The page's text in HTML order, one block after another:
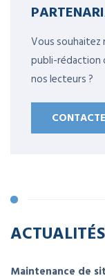
Vous souhaitez
publi-rédaction
nos lecteurs ?
Maintenance de